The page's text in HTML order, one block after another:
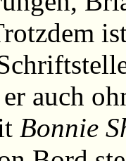
auch
Bonnie